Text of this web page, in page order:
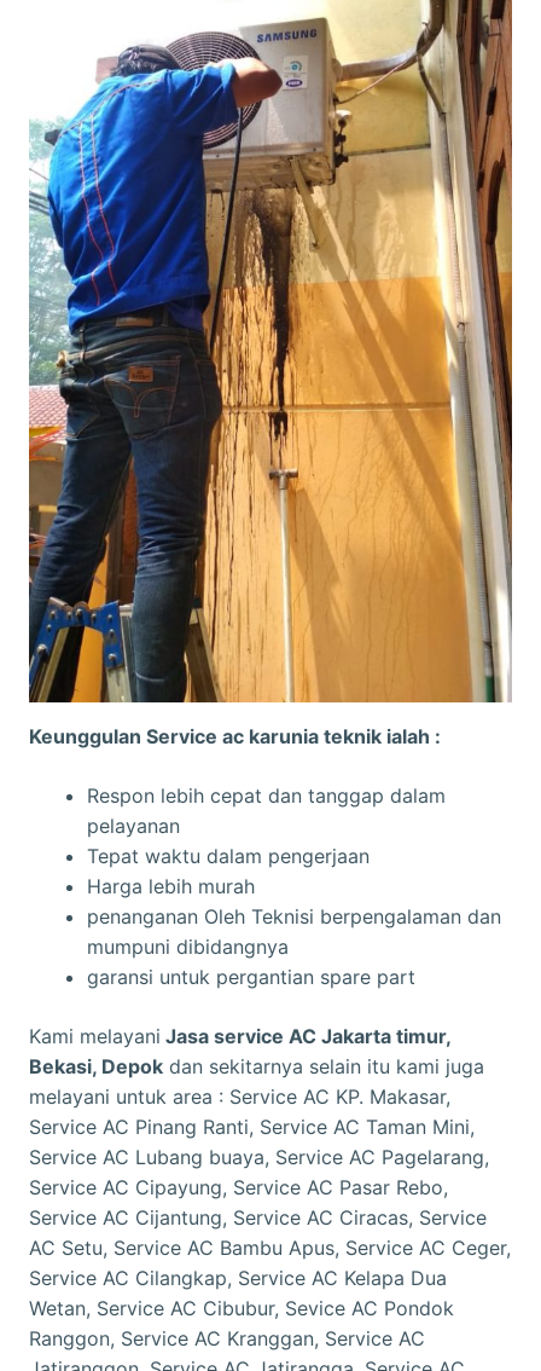
Keunggulan Service ac karunia teknik ialah :
Respon lebih cepat dan tanggap dalam
pelayanan
Tepat waktu dalam pengerjaan
Harga lebih murah
penanganan Oleh Teknisi berpengalaman dan
mumpuni dibidangnya
garansi untuk pergantian spare part
Kami melayani Jasa service AC Jakarta timur,
Bekasi, Depok dan sekitarnya selain itu kami juga
melayani untuk area : Service AC KP. Makasar,
Service AC Pinang Ranti, Service AC Taman Mini,
Service AC Lubang buaya, Service AC Pagelarang,
Service AC Cipayung, Service AC Pasar Rebo,
Service AC Cijantung, Service AC Ciracas, Service
AC Setu, Service AC Bambu Apus, Service AC Ceger,
Service AC Cilangkap, Service AC Kelapa Dua
Wetan, Service AC Cibubur, Sevice AC Pondok
Ranggon, Service AC Kranggan, Service AC